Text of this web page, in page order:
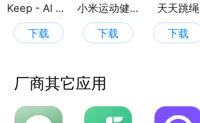
Keep - AI 运动教练
下载
小米运动健康
下载
天天跳绳
下载
厂商其它应用